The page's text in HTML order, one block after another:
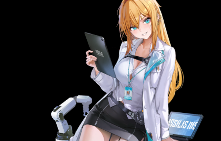
https://i.imgur.com/VmGOPjr.jpeg 活動NPC 應
該是舒恩爺爺 https://i.imgur.com/qscKULs.png
小拉普 https://i.imgur.com/6AqG89j.png 小舒恩
跟小智恩 https://i.imgur.com/